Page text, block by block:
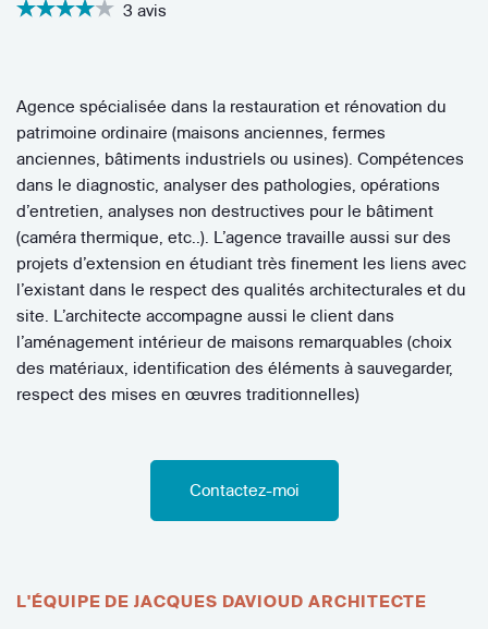
3 avis
Agence spécialisée dans la restauration et rénovation du
patrimoine ordinaire (maisons anciennes, fermes
anciennes, bâtiments industriels ou usines). Compétences
dans le diagnostic, analyser des pathologies, opérations
d’entretien, analyses non destructives pour le bâtiment
(caméra thermique, etc..). L’agence travaille aussi sur des
projets d’extension en étudiant très finement les liens avec
l’existant dans le respect des qualités architecturales et du
site. L’architecte accompagne aussi le client dans
l’aménagement intérieur de maisons remarquables (choix
des matériaux, identification des éléments à sauvegarder,
respect des mises en œuvres traditionnelles)
Contactez-moi
L'ÉQUIPE DE JACQUES DAVIOUD ARCHITECTE